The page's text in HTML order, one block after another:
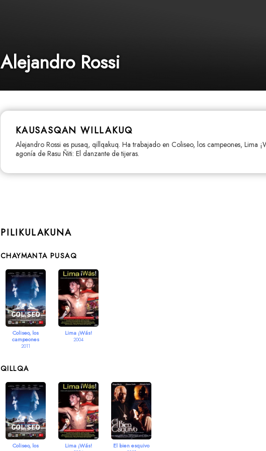
Alejandro Rossi
KAUSASQAN WILLAKUQ
Alejandro Rossi es pusaq, qillqakuq. Ha trabajado en Coliseo, los campeones, Lima
agonía de Rasu Ñiti: El danzante de tijeras.
PILIKULAKUNA
CHAYMANTA PUSAQ
Coliseo, los
campeones
2011
Lima ¡Wás!
2004
QILLQA
Coliseo, los
Lima ¡Wás! El bien esquivo